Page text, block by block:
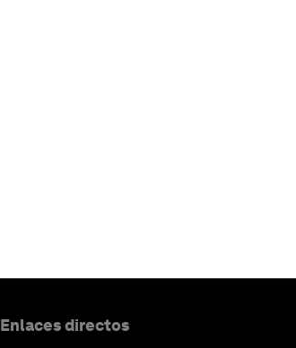
Enlaces directos